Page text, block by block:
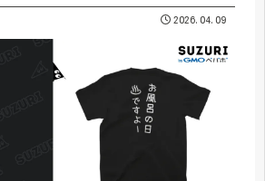
2026.04.09